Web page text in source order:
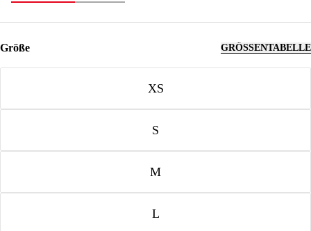
Größe GRÖSSENTABELLE
XS
S
M
L